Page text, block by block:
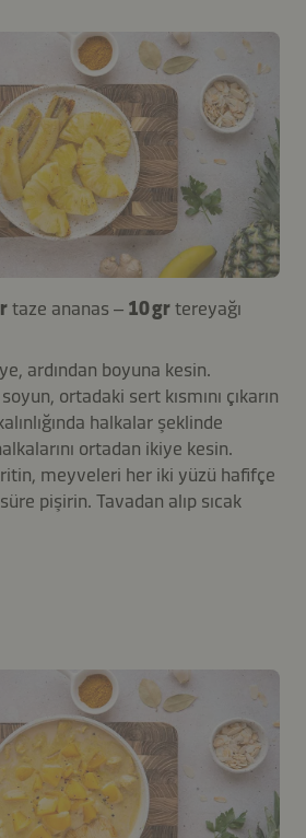
taze ananas – 10 grtereyağı
ardından boyuna kesin.
ortadaki sert kısmını çıkarın
halkalar şeklinde
ortadan ikiye kesin.
meyveleri her iki yüzü hafifçe
pişirin. Tavadan alıp sıcak